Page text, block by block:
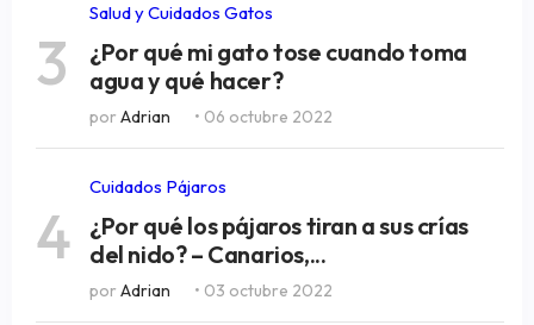
3
Salud y Cuidados Gatos
¿Por qué mi gato tose cuando toma
agua y qué hacer?
por Adrian • 06 octubre 2022
4
Cuidados Pájaros
¿Por qué los pájaros tiran a sus crías
del nido? – Canarios,...
por Adrian • 03 octubre 2022